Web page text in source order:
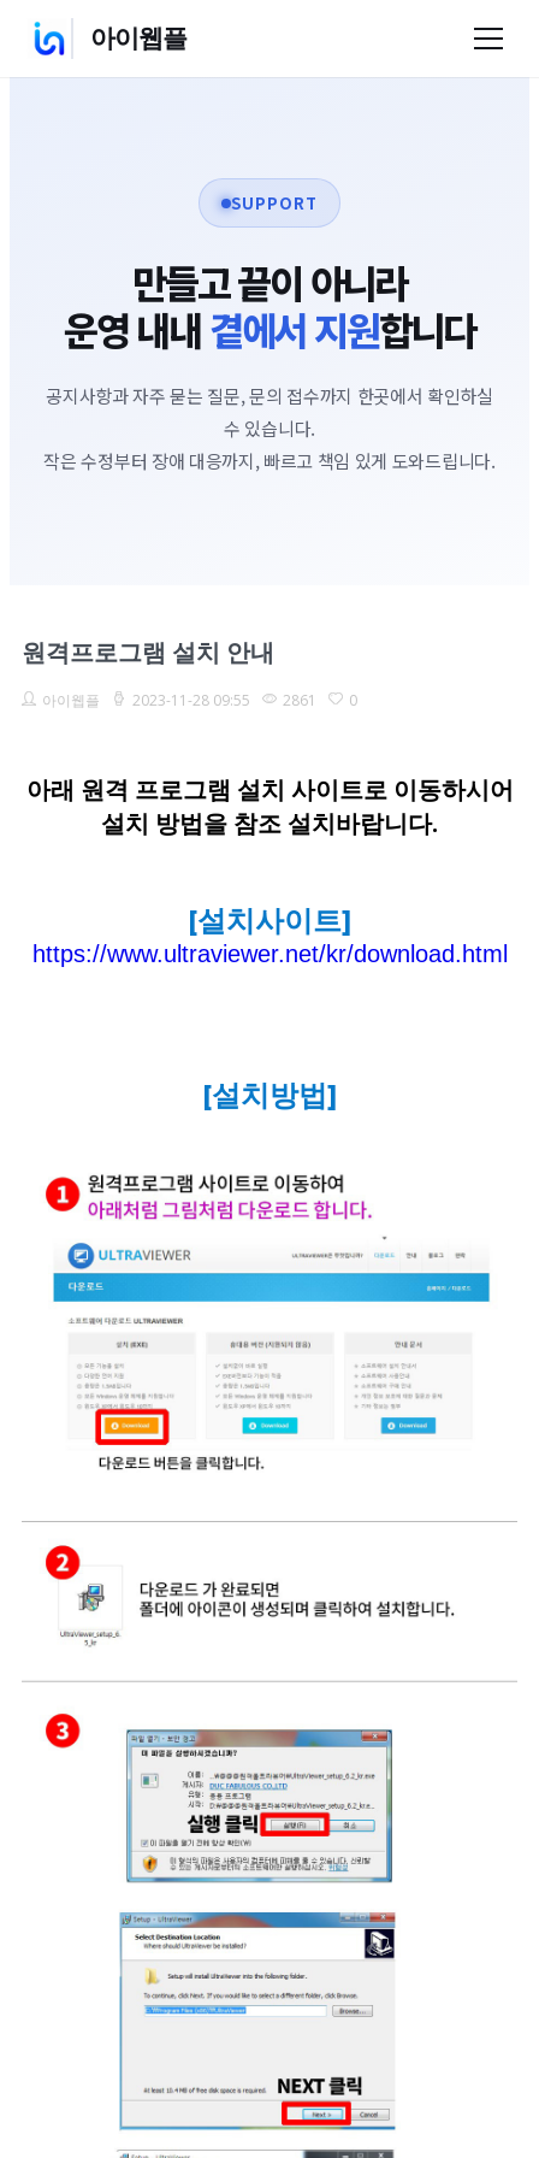
아이웹플
SUPPORT
만들고 끝이 아니라
운영 내내곁에서 지원합니다
공지사항과 자주 묻는 질문, 문의 접수까지 한곳에서 확인하실
수 있습니다.
작은 수정부터 장애 대응까지, 빠르고 책임 있게 도와드립니다.
원격프로그램 설치 안내
아이웹플 2023-11-28 09:55 2861 0
아래 원격 프로그램 설치 사이트로 이동하시어
설치 방법을 참조 설치바랍니다.
[설치사이트]
https://www.ultraviewer.net/kr/download.html
[설치방법]